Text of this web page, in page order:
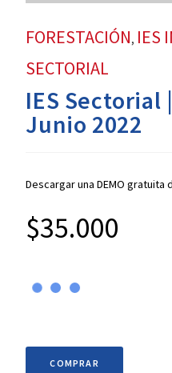
FORESTACIÓN, IES
SECTORIAL
IES Sectorial
Junio 2022
Descargar una DEMO
$35.000
COMPRAR